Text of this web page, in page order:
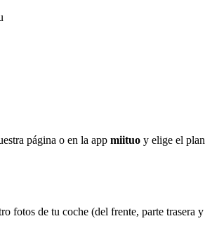
página o en la app miituo y elige el
fotos de tu coche (del frente, parte trasera